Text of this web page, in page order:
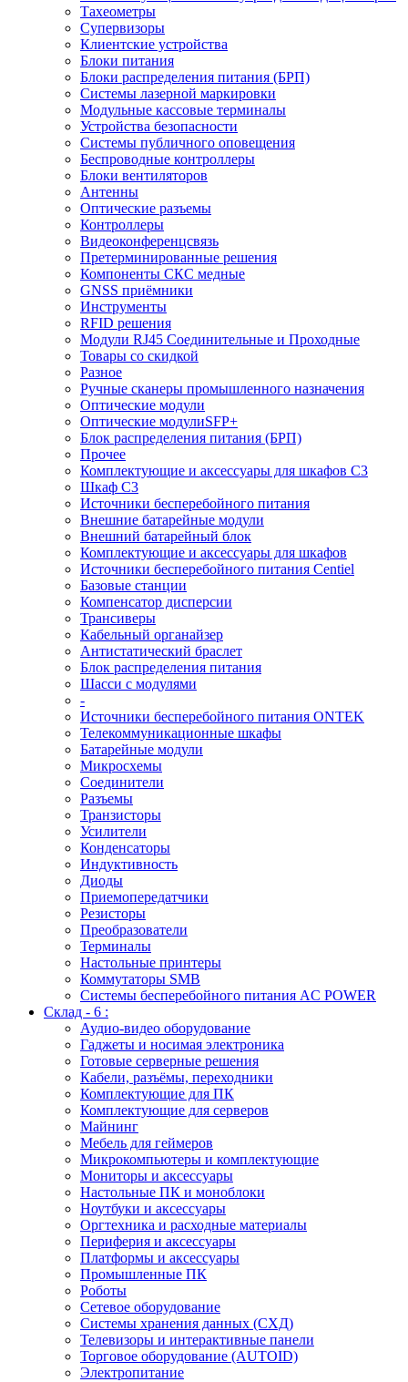
Тахеометры
Супервизоры
Клиентские устройства
Блоки питания
Блоки распределения питания (БРП)
Системы лазерной маркировки
Модульные кассовые терминалы
Устройства безопасности
Системы публичного оповещения
Беспроводные контроллеры
Блоки вентиляторов
Антенны
Оптические разъемы
Контроллеры
Видеоконференцсвязь
Претерминированные решения
Компоненты СКС медные
GNSS приёмники
Инструменты
RFID решения
Модули RJ45 Соединительные и Проходные
Товары со скидкой
Разное
Ручные сканеры промышленного назначения
Оптические модули
Оптические модулиSFP+
Блок распределения питания (БРП)
Прочее
Комплектующие и аксессуары для шкафов C3
Шкаф C3
Источники бесперебойного питания
Внешние батарейные модули
Внешний батарейный блок
Комплектующие и аксессуары для шкафов
Источники бесперебойного питания Centiel
Базовые станции
Компенсатор дисперсии
Трансиверы
Кабельный органайзер
Антистатический браслет
Блок распределения питания
Шасси с модулями
-
Источники бесперебойного питания ONTEK
Телекоммуникационные шкафы
Батарейные модули
Микросхемы
Соединители
Разъемы
Транзисторы
Усилители
Конденсаторы
Индуктивность
Диоды
Приемопередатчики
Резисторы
Преобразователи
Терминалы
Настольные принтеры
Коммутаторы SMB
Системы бесперебойного питания AC POWER
Склад - 6 :
Аудио-видео оборудование
Гаджеты и носимая электроника
Готовые серверные решения
Кабели, разъёмы, переходники
Комплектующие для ПК
Комплектующие для серверов
Майнинг
Мебель для геймеров
Микрокомпьютеры и комплектующие
Мониторы и аксессуары
Настольные ПК и моноблоки
Ноутбуки и аксессуары
Оргтехника и расходные материалы
Периферия и аксессуары
Платформы и аксессуары
Промышленные ПК
Роботы
Сетевое оборудование
Системы хранения данных (СХД)
Телевизоры и интерактивные панели
Торговое оборудование (AUTOID)
Электропитание